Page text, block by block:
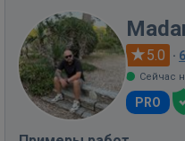
5.0 ·
Сейчас
PRO